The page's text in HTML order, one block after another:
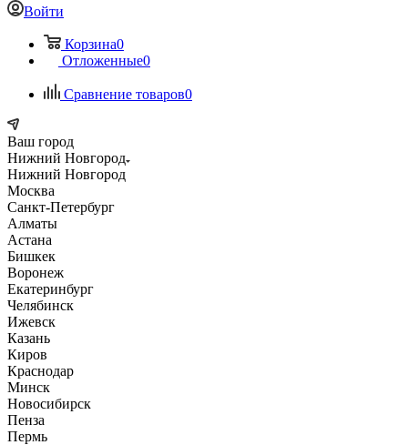
Войти
Корзина0
Отложенные0
Сравнение товаров0
Ваш город
Нижний Новгород
Нижний Новгород
Москва
Санкт-Петербург
Алматы
Астана
Бишкек
Воронеж
Екатеринбург
Челябинск
Ижевск
Казань
Киров
Краснодар
Минск
Новосибирск
Пенза
Пермь